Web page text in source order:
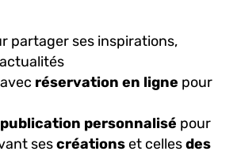
partager ses inspirations,
avec réservation en ligne pour
personnalisé pour
sescréationset cellesdes